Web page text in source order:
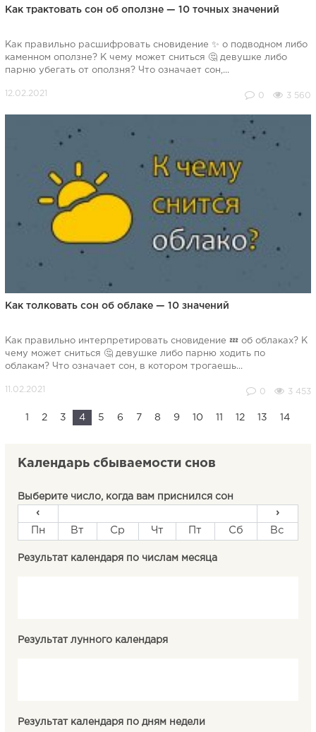
Как трактовать сон об оползне — 10 точных значений
Как правильно расшифровать сновидение ✨ о подводном либо
каменном оползне? К чему может сниться 🤔 девушке либо
парню убегать от оползня? Что означает сон,...
0 3 560
Как толковать сон об облаке — 10 значений
Как правильно интерпретировать сновидение 💤 об облаках? К
чему может сниться 🤔 девушке либо парню ходить по
облакам? Что означает сон, в котором трогаешь...
0 3 453
2 3 4 5 6 7 8 9 10 12 13 14
Календарь сбываемости снов
Выберите число, когда вам приснился сон
‹
›
Пн
Вт Ср Чт Пт Сб Вс
Результат календаря по числам месяца
Результат лунного календаря
Результат календаря по дням недели